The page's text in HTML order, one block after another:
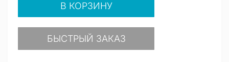
В КОРЗИНУ
БЫСТРЫЙ ЗАКАЗ